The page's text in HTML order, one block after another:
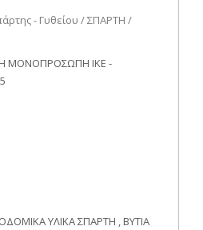
- Γυθείου / ΣΠΑΡΤΗ /
ΜΟΝΟΠΡΟΣΩΠΗ ΙΚΕ -
ΥΛΙΚΑ ΣΠΑΡΤΗ , ΒΥΤΙΑ